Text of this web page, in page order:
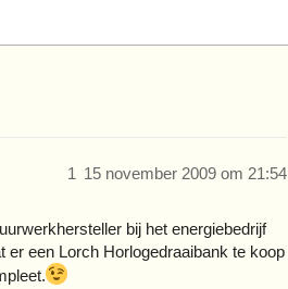
15 november 2009 om 21:54
1
bij het energiebedrijf
een Lorch Horlogedraaibank te koop